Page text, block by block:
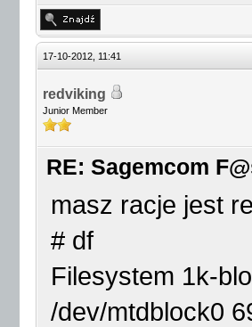
17-10-2012, 11:41
redviking
Junior Member
RE: Sagemcom
masz racje jest
# df
Filesystem 1k-
/dev/mtdblock0